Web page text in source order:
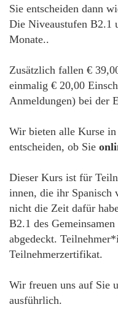
Sie entscheiden dann
Die Niveaustufen B2.1
Monate..
Zusätzlich fallen €
einmalig € 20,00
Anmeldungen) bei der
Wir bieten alle Kurse
entscheiden, ob Sie
Dieser Kurs ist für
innen, die ihr Spanisch
nicht die Zeit dafür
B2.1 des
abgedeckt.
Teilnehmerzertifikat.
Wir freuen uns auf Sie
ausführlich.